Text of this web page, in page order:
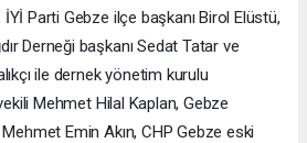
İYİ Parti Gebze ilçe başkanı Birol Elüstü,
Derneği başkanı Sedat Tatar ve
ile dernek yönetim kurulu
Mehmet Hilal Kaplan, Gebze
Emin Akın, CHP Gebze eski